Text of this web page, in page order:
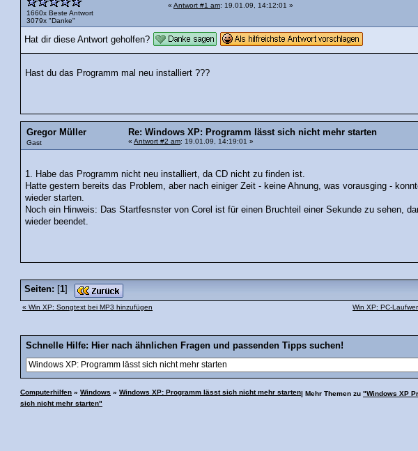
1660x Beste Antwort
3079x "Danke"
« Antwort #1 am: 19.01.09, 14:12:01 »
Hat dir diese Antwort geholfen?
Hast du das Programm mal neu installiert ???
Gregor Müller
Gast
Re: Windows XP: Programm lässt sich nicht mehr starten
« Antwort #2 am: 19.01.09, 14:19:01 »
1. Habe das Programm nicht neu installiert, da CD nicht zu finden ist.
Hatte gestern bereits das Problem, aber nach einiger Zeit - keine Ahnung, was vorausging -
wieder starten.
Noch ein Hinweis: Das Startfesnster von Corel ist für einen Bruchteil einer Sekunde zu sehen,
wieder beendet.
Seiten: [1]
« Win XP: Songtext bei MP3 hinzufügen Win XP: PC-
Schnelle Hilfe: Hier nach ähnlichen Fragen und passenden Tipps suchen!
Computerhilfen » Windows » Windows XP: Programm lässt sich nicht mehr starten| Mehr Themen zu "Windows XP
sich nicht mehr starten"